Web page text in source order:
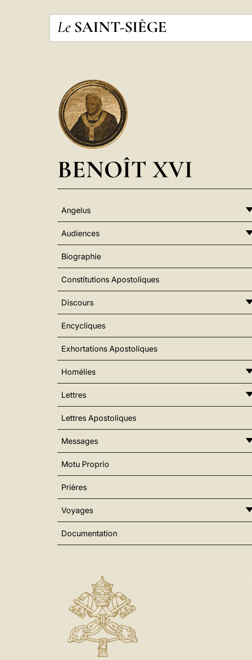
Le SAINT-SIÈGE
BENOÎT XVI
Angelus
Audiences
Biographie
Constitutions Apostoliques
Discours
Encycliques
Exhortations Apostoliques
Homélies
Lettres
Lettres Apostoliques
Messages
Motu Proprio
Prières
Voyages
Documentation